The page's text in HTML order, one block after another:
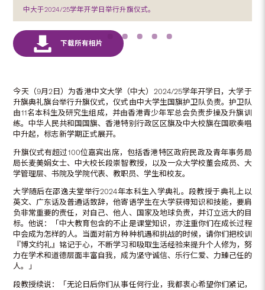
中大于2024/25学年开学日举行升旗仪式。
今天（9月2日）为香港中文大学（中大）2024/25学年开学日，大学于
升旗典礼旗台举行升旗仪式，仪式由中大学生国旗护卫队负责。护卫队
由11名本科生及研究生组成，并由香港青少年军总会负责步操及升旗训
练。中华人民共和国国旗、香港特别行政区区旗及中大校旗在国歌奏唱
中升起，标志新学期正式展开。
升旗仪式有超过100位嘉宾出席，包括香港特区政府民政及青年事务局
局长麦美娟女士、中大校长段崇智教授，以及一众大学校董会成员、大
学管理层、书院及学院代表、教职员、学生和校友。
大学随后在邵逸夫堂举行2024年本科生入学典礼。段教授于典礼上以
英文、广东话及普通话致辞，他寄语学生在大学获得知识和技能，要肩
负非常重要的责任，对自己、他人、国家及地球负责，并订立远大的目
标。他说：「中大教育包含的不止是课堂知识，亦注重你们在成长过程
中会成为怎样的人。当面对前方种种机遇和挑战的时候，请你们把校训
『博文约礼』铭记于心，不断学习和吸取生活经验来提升个人修为，努
力在学术和道德层面丰富自我，成为坚守诚信、乐行仁爱、力臻己任的
人。」
段教授续说：「无论日后你们从事任何行业，我都衷心希望你们紧记，